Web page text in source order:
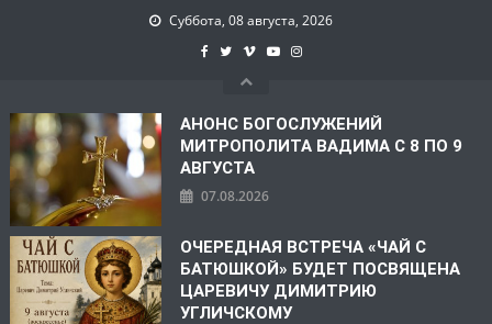
Суббота, 08 августа, 2026
АНОНС БОГОСЛУЖЕНИЙ
МИТРОПОЛИТА ВАДИМА С 8 ПО 9
АВГУСТА
07.08.2026
ОЧЕРЕДНАЯ ВСТРЕЧА «ЧАЙ С
БАТЮШКОЙ» БУДЕТ ПОСВЯЩЕНА
ЦАРЕВИЧУ ДИМИТРИЮ
УГЛИЧСКОМУ